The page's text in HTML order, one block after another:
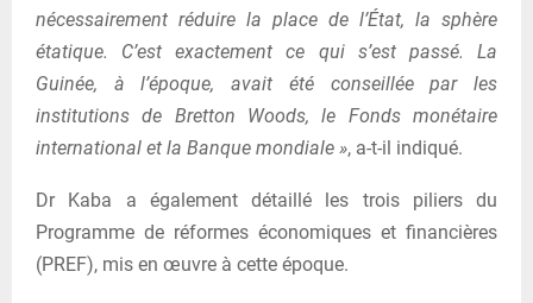
nécessairement réduire la place de l’État, la sphère
étatique. C’est exactement ce qui s’est passé. La
Guinée, à l’époque, avait été conseillée par les
institutions de Bretton Woods, le Fonds monétaire
international et la Banque mondiale », a-t-il indiqué.
Dr Kaba a également détaillé les trois piliers du
Programme de réformes économiques et financières
(PREF), mis en œuvre à cette époque.